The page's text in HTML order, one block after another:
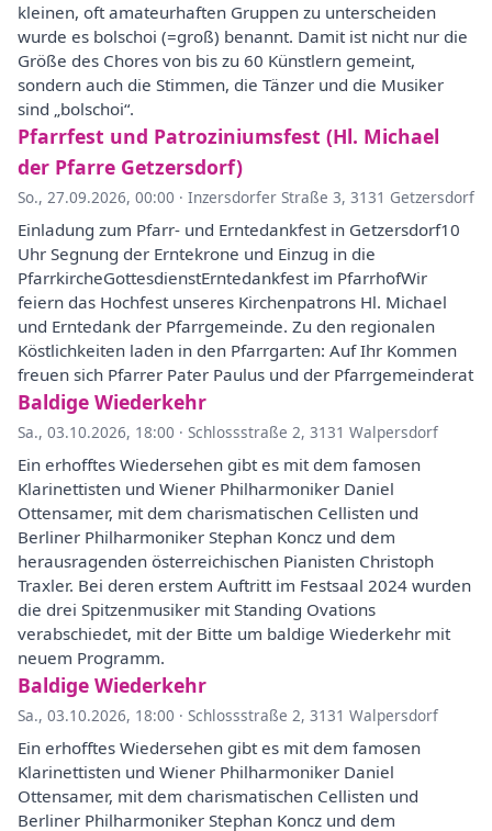
kleinen, oft amateurhaften Gruppen zu unterscheiden
wurde es bolschoi (=groß) benannt. Damit ist nicht nur die
Größe des Chores von bis zu 60 Künstlern gemeint,
sondern auch die Stimmen, die Tänzer und die Musiker
sind „bolschoi“.
Pfarrfest und Patroziniumsfest (Hl. Michael
der Pfarre Getzersdorf)
So., 27.09.2026, 00:00 · Inzersdorfer Straße 3, 3131 Getzersdorf
Einladung zum Pfarr- und Erntedankfest in Getzersdorf10
Uhr Segnung der Erntekrone und Einzug in die
PfarrkircheGottesdienstErntedankfest im PfarrhofWir
feiern das Hochfest unseres Kirchenpatrons Hl. Michael
und Erntedank der Pfarrgemeinde. Zu den regionalen
Köstlichkeiten laden in den Pfarrgarten: Auf Ihr Kommen
freuen sich Pfarrer Pater Paulus und der Pfarrgemeinderat
Baldige Wiederkehr
Sa., 03.10.2026, 18:00 · Schlossstraße 2, 3131 Walpersdorf
Ein erhofftes Wiedersehen gibt es mit dem famosen
Klarinettisten und Wiener Philharmoniker Daniel
Ottensamer, mit dem charismatischen Cellisten und
Berliner Philharmoniker Stephan Koncz und dem
herausragenden österreichischen Pianisten Christoph
Traxler. Bei deren erstem Auftritt im Festsaal 2024 wurden
die drei Spitzenmusiker mit Standing Ovations
verabschiedet, mit der Bitte um baldige Wiederkehr mit
neuem Programm.
Baldige Wiederkehr
Sa., 03.10.2026, 18:00 · Schlossstraße 2, 3131 Walpersdorf
Ein erhofftes Wiedersehen gibt es mit dem famosen
Klarinettisten und Wiener Philharmoniker Daniel
Ottensamer, mit dem charismatischen Cellisten und
Berliner Philharmoniker Stephan Koncz und dem